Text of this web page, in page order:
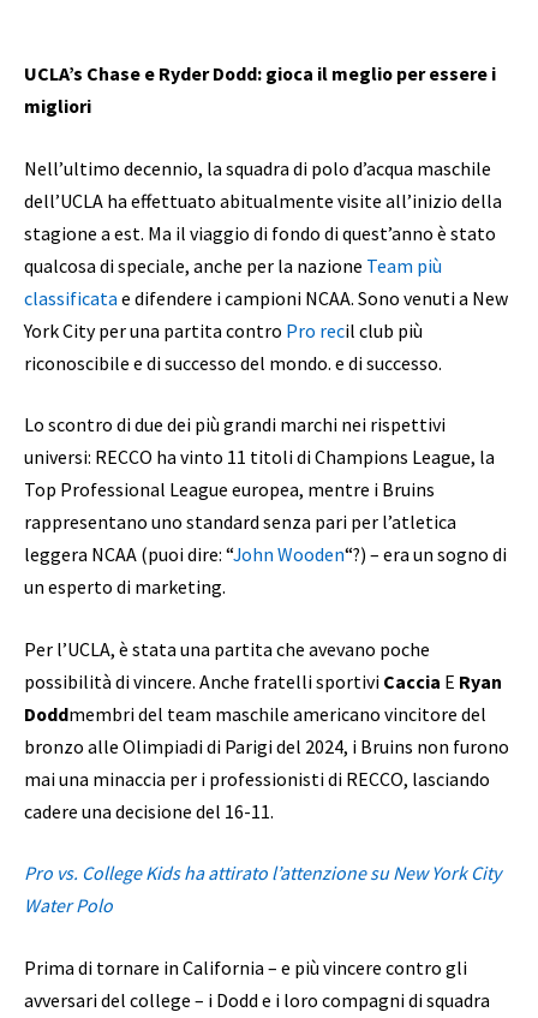
UCLA’s Chase e Ryder Dodd: gioca il meglio per essere i
migliori
Nell’ultimo decennio, la squadra di polo d’acqua maschile
dell’UCLA ha effettuato abitualmente visite all’inizio della
stagione a est. Ma il viaggio di fondo di quest’anno è stato
qualcosa di speciale, anche per la nazione Team più
classificata e difendere i campioni NCAA. Sono venuti a New
York City per una partita contro Pro recil club più
riconoscibile e di successo del mondo. e di successo.
Lo scontro di due dei più grandi marchi nei rispettivi
universi: RECCO ha vinto 11 titoli di Champions League, la
Top Professional League europea, mentre i Bruins
rappresentano uno standard senza pari per l’atletica
leggera NCAA (puoi dire: “John Wooden“?) – era un sogno di
un esperto di marketing.
Per l’UCLA, è stata una partita che avevano poche
possibilità di vincere. Anche fratelli sportivi Caccia E Ryan
Doddmembri del team maschile americano vincitore del
bronzo alle Olimpiadi di Parigi del 2024, i Bruins non furono
mai una minaccia per i professionisti di RECCO, lasciando
cadere una decisione del 16-11.
Pro vs. College Kids ha attirato l’attenzione su New York City
Water Polo
Prima di tornare in California – e più vincere contro gli
avversari del college – i Dodd e i loro compagni di squadra